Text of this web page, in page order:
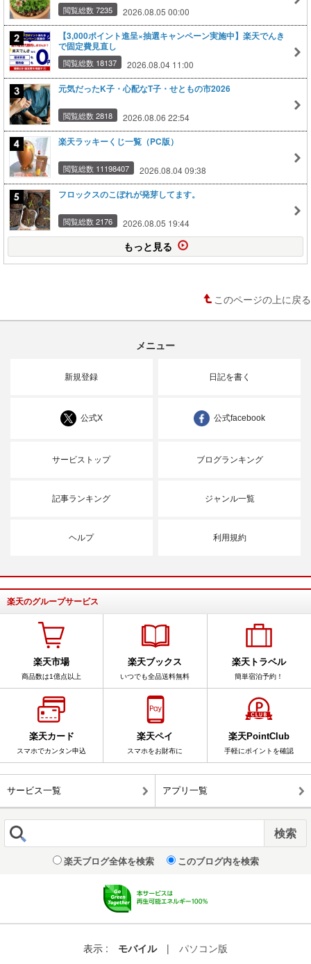
閲覧総数 7235 2026.08.05 00:00
【3,000ポイント進呈×抽選キャンペーン実施中】楽天でんき
で固定費見直し
閲覧総数 18137 2026.08.04 11:00
元気だったK子・心配なT子・せともの市2026
閲覧総数 2818 2026.08.06 22:54
楽天ラッキーくじ一覧（PC版）
閲覧総数 11198407 2026.08.04 09:38
フロックスのこぼれが発芽してます。
閲覧総数 2176 2026.08.05 19:44
もっと見る
このページの上に戻る
メニュー
新規登録 日記を書く
公式X 公式facebook
サービストップ ブログランキング
記事ランキング ジャンル一覧
ヘルプ 利用規約
楽天のグループサービス
楽天市場
商品数は1億点以上
楽天ブックス
いつでも全品送料無料
楽天トラベル
簡単宿泊予約！
楽天カード
スマホでカンタン申込
楽天ペイ
スマホをお財布に
楽天PointClub
手軽にポイントを確認
サービス一覧 アプリ一覧
楽天ブログ全体を検索 このブログ内を検索
表示 : モバイル |
パソコン版